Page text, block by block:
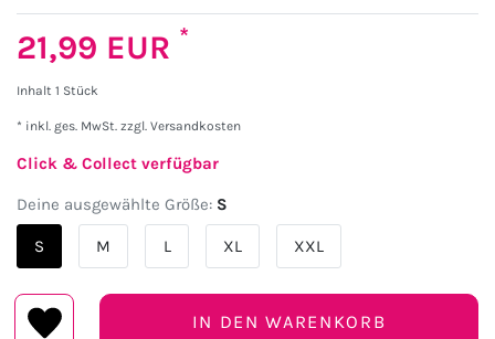
21,99 EUR *
Inhalt 1 Stück
* inkl. ges. MwSt. zzgl. Versandkosten
Click & Collect verfügbar
Deine ausgewählte Größe: S
S M L XL XXL
IN DEN WARENKORB